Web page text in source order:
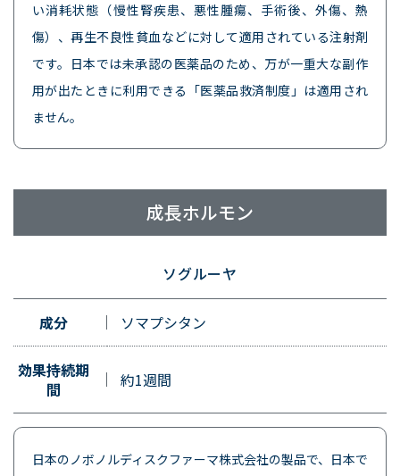
い消耗状態（慢性腎疾患、悪性腫瘍、手術後、外傷、熱
傷）、再生不良性貧血などに対して適用されている注射剤
です。日本では未承認の医薬品のため、万が一重大な副作
用が出たときに利用できる「医薬品救済制度」は適用され
ません。
成長ホルモン
ソグルーヤ
成分 ソマプシタン
効果持続期
間
約1週間
日本のノボノルディスクファーマ株式会社の製品で、日本で